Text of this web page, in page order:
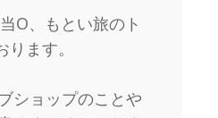
O、もとい旅のト
ます。
ショップのことや